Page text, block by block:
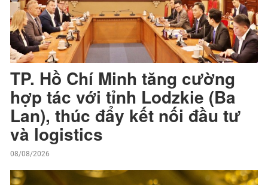
TP. Hồ Chí Minh tăng cường
hợp tác với tỉnh Lodzkie (Ba
Lan), thúc đẩy kết nối đầu tư
và logistics
08/08/2026